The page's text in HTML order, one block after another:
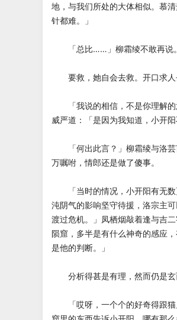
地，与我们所处的大体相似。慕
针都难。」
「总比……」柳霜绫不敢再说。
要救，她自会去救。开口求人
「我说的相信，不是你理解的
威严道：「是因为我知道，小开
「何出此言？」柳霜绫与洛芸
万嘱咐，情郎还是做了傻事。
「当时的情况，小开阳有无数
沌阴气的影响坚守待援，洛宗主
渡过危机。」凤栖烟敲着逢与吉
陨窟，多半是有什么神奇的感应
是他的判断。」
分析得甚是有理，然而仍是玄
「哎呀，一个个的好奇得跟猫